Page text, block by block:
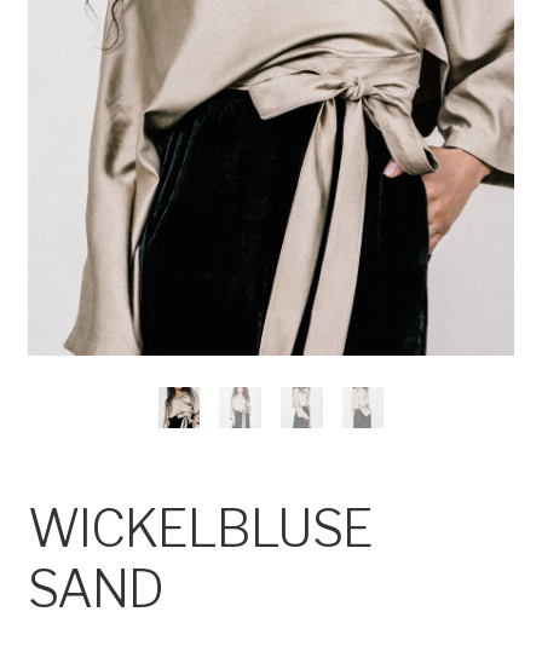
WICKELBLUSE
SAND